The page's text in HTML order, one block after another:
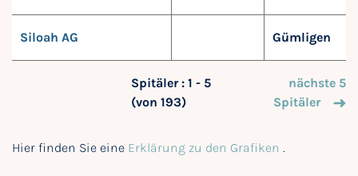
Siloah AG Gümligen
Spitäler : 1 - 5
(von 193)
nächste 5
Spitäler
Hier finden Sie eine Erklärung zu den Grafiken .